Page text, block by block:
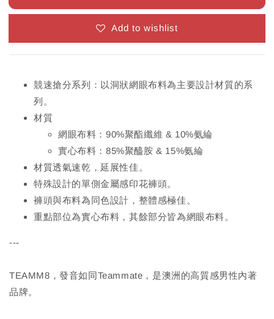
Add to wishlist
競速搶分系列：以洞狀網眼布料為主要設計材質的系
列。
材質
網眼布料：90%聚酯纖維 & 10%氨綸
實心布料：85%聚醯胺 & 15%氨綸
材質透氣速乾，延展性佳。
特殊設計的單側金屬感印花褲頭。
褲頭與布料為同色設計，整體感極佳。
重點部位為實心布料，其餘部分皆為網眼布料。
---
TEAMM8，發音如同Teammate，是澳洲的高質感男性內著
品牌。